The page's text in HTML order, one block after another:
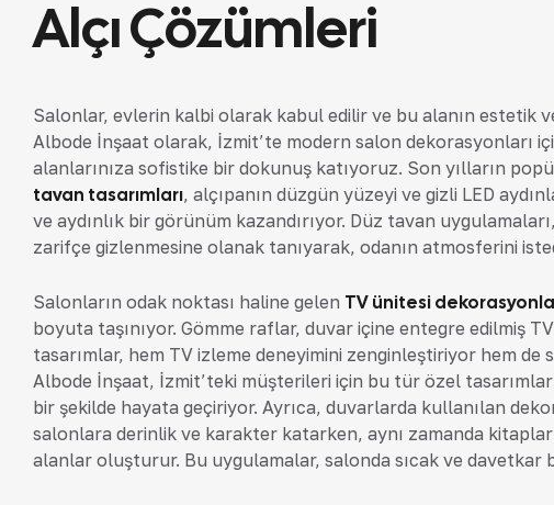
Alçı Çözümleri
Salonlar, evlerin kalbi olarak kabul edilir ve bu alanın estetik
Albode İnşaat olarak, İzmit’te modern salon dekorasyonları
alanlarınıza sofistike bir dokunuş katıyoruz. Son yılların
tavan tasarımları, alçıpanın düzgün yüzeyi ve gizli LED
ve aydınlık bir görünüm kazandırıyor. Düz tavan
zarifçe gizlenmesine olanak tanıyarak, odanın atmosferini
Salonların odak noktası haline gelen TV ünitesi
boyuta taşınıyor. Gömme raflar, duvar içine entegre edilmiş
tasarımlar, hem TV izleme deneyimini zenginleştiriyor hem
Albode İnşaat, İzmit’teki müşterileri için bu tür özel
bir şekilde hayata geçiriyor. Ayrıca, duvarlarda kullanılan
salonlara derinlik ve karakter katarken, aynı zamanda
alanlar oluşturur. Bu uygulamalar, salonda sıcak ve davetkar